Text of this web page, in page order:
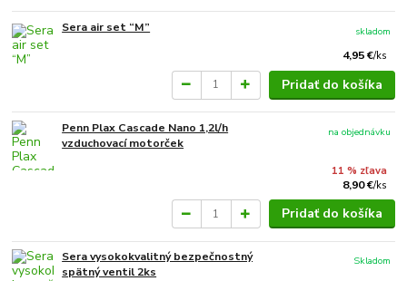
Sera air set “M”
4,95 €/ks
skladom
Pridať do košíka
Penn Plax Cascade Nano 1,2l/h
vzduchovací motorček
11 % zľava
8,90 €/ks
na objednávku
Pridať do košíka
Sera vysokokvalitný bezpečnostný
spätný ventil 2ks
Skladom